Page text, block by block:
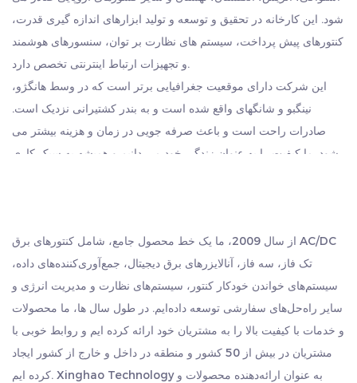
را به طور کامل و دقیق درک کنند، و پشتیبانی قوی برای
صرفه‌جویی در مصرف انرژی و کاهش انتشار و بهبود بهره‌وری
انرژی را فراهم می‌کند.3
شود. این کارخانه در تحقیق و توسعه و تولید ابزارهای اندازه گیری قدرت،
کنتورهای پیش پرداخت، سیستم های نظارت بر توان، سنسورهای هوشمند
و تجهیزات ارتباط اینترنتی تخصص دارد.
این شرکت دارای موقعیت جغرافیایی برتر است که در وسط هانگژو،
نینگبو و شانگهای واقع شده است و به بندر کشتیرانی نزدیک است.
صادرات راحت است و باعث صرفه جویی در زمان و هزینه بیشتر می
شود. ما کیفیت را به عنوان زندگی خود می دانیم و همیشه به سبک کاری
از سال 2009، ما یک خط محصول جامع، شامل کنتورهای برق AC/DC
تک فاز، سه فاز، آنالایزرهای برق دیجیتال، جمع‌آوری‌کننده‌های داده،
سیستم‌های خواندن خودکار کنتور، سیستم‌های نظارت و مدیریت انرژی و
سایر راه‌حل‌های سفارشی توسعه داده‌ایم. در طول سال ها، ما محصولات
و خدمات با کیفیت بالا را به مشتریان خود ارائه کرده ایم و روابط خوبی با
مشتریان در بیش از 50 کشور و منطقه در داخل و خارج از کشور ایجاد
کرده ایم. Xinghao Technology به عنوان ارائه‌دهنده محصولات و